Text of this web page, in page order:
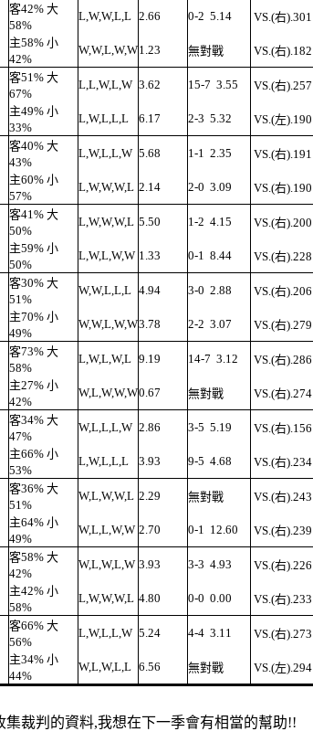
客42% 大
58%
L,W,W,L,L 2.66 0-2 5.14 VS.(右).301
主58% 小
42%
W,W,L,W,W1.23 無對戰 VS.(右).182
客51% 大
67%
L,L,W,L,W 3.62 15-7 3.55 VS.(右).257
主49% 小
33%
L,W,L,L,L 6.17 2-3 5.32 VS.(左).190
客40% 大
43%
L,W,L,L,W 5.68 1-1 2.35 VS.(右).191
主60% 小
57%
L,W,W,W,L 2.14 2-0 3.09 VS.(右).190
客41% 大
50%
L,W,W,W,L 5.50 1-2 4.15 VS.(右).200
主59% 小
50%
L,W,L,W,W 1.33 0-1 8.44 VS.(右).228
客30% 大
51%
W,W,L,L,L 4.94 3-0 2.88 VS.(右).206
主70% 小
49%
W,W,L,W,W3.78 2-2 3.07 VS.(右).279
客73% 大
58%
L,W,L,W,L 9.19 14-7 3.12 VS.(右).286
主27% 小
42%
W,L,W,W,W0.67 無對戰 VS.(右).274
客34% 大
47%
W,L,L,L,W 2.86 3-5 5.19 VS.(右).156
主66% 小
53%
L,W,L,L,L 3.93 9-5 4.68 VS.(右).234
客36% 大
51%
W,L,W,W,L 2.29 無對戰 VS.(右).243
主64% 小
49%
W,L,L,W,W 2.70 0-1 12.60 VS.(右).239
客58% 大
42%
W,L,W,L,W 3.93 3-3 4.93 VS.(右).226
主42% 小
58%
L,W,W,W,L 4.80 0-0 0.00 VS.(右).233
客66% 大
56%
L,W,L,L,W 5.24 4-4 3.11 VS.(右).273
主34% 小
44%
W,L,W,L,L 6.56 無對戰 VS.(左).294
裁判的資料,我想在下一季會有相當的幫助!!